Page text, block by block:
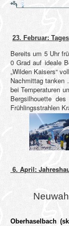
23. Februar:
Bereits um 5 Uhr
0 Grad auf ideale
„Wilden Kaisers“
Nachmittag tanken
bei Temperaturen
Bergsilhouette
Frühlingsstrahlen
6. April:
Oberhaselbach